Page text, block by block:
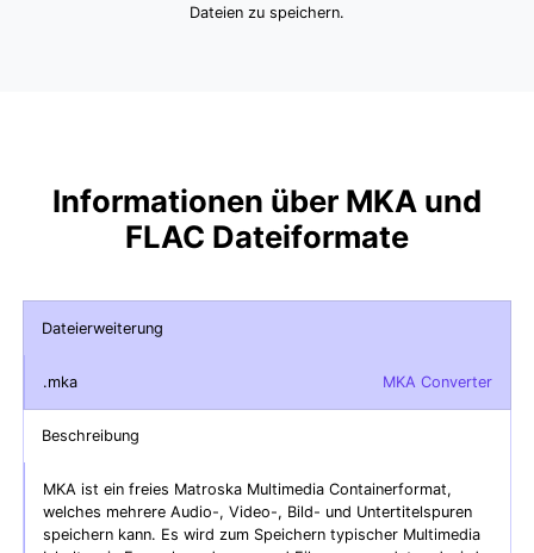
Dateien zu speichern.
Informationen über MKA und
FLAC Dateiformate
Dateierweiterung
.mka MKA Converter
Beschreibung
MKA ist ein freies Matroska Multimedia Containerformat,
welches mehrere Audio-, Video-, Bild- und Untertitelspuren
speichern kann. Es wird zum Speichern typischer Multimedia